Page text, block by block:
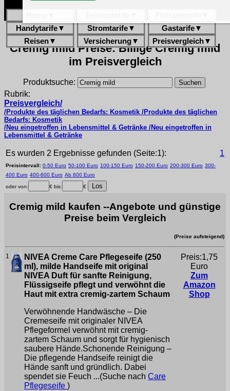
Handytarife▼ Stromtarife▼ Gastarife▼
Reisen▼ Versicherung▼ Preisvergleich▼
Cremig mild Preise: Billige Cremig mild
im Preisvergleich
Produktsuche:
Rubrik:
Preisvergleich/
/Produkte des täglichen Bedarfs: Kosmetik /Produkte des täglichen
Bedarfs: Kosmetik
/Neu eingetroffen in Lebensmittel & Getränke /Neu eingetroffen in
Lebensmittel & Getränke
Es wurden 2 Ergebnisse gefunden (Seite:1): 1
Preisintervall: 0-50 Euro 50-100 Euro 100-150 Euro 150-200 Euro 200-300 Euro 300-
400 Euro 400-600 Euro Ab 600 Euro
oder von: € bis: €
Cremig mild kaufen --Angebote und günstige
Preise beim Vergleich
(Preise aufsteigend)
1
NIVEA Creme Care Pflegeseife (250
ml), milde Handseife mit original
NIVEA Duft für sanfte Reinigung,
Flüssigseife pflegt und verwöhnt die
Haut mit extra cremig-zartem Schaum
Verwöhnende Handwäsche – Die
Cremeseife mit originaler NIVEA
Pflegeformel verwöhnt mit cremig-
zartem Schaum und sorgt für hygienisch
saubere Hände.Schonende Reinigung –
Die pflegende Handseife reinigt die
Hände sanft und gründlich. Dabei
spendet sie Feuch ...(Suche nach Care
Pflegeseife )
Preis:1,75
Euro
Zum
Amazon
Shop